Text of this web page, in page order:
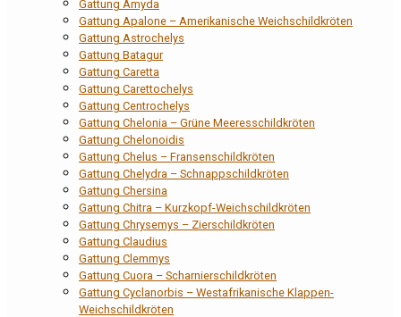
Gattung Amyda
Gattung Apalone – Amerikanische Weichschildkröten
Gattung Astrochelys
Gattung Batagur
Gattung Caretta
Gattung Carettochelys
Gattung Centrochelys
Gattung Chelonia – Grüne Meeresschildkröten
Gattung Chelonoidis
Gattung Chelus – Fransenschildkröten
Gattung Chelydra – Schnappschildkröten
Gattung Chersina
Gattung Chitra – Kurzkopf-Weichschildkröten
Gattung Chrysemys – Zierschildkröten
Gattung Claudius
Gattung Clemmys
Gattung Cuora – Scharnierschildkröten
Gattung Cyclanorbis – Westafrikanische Klappen-
Weichschildkröten